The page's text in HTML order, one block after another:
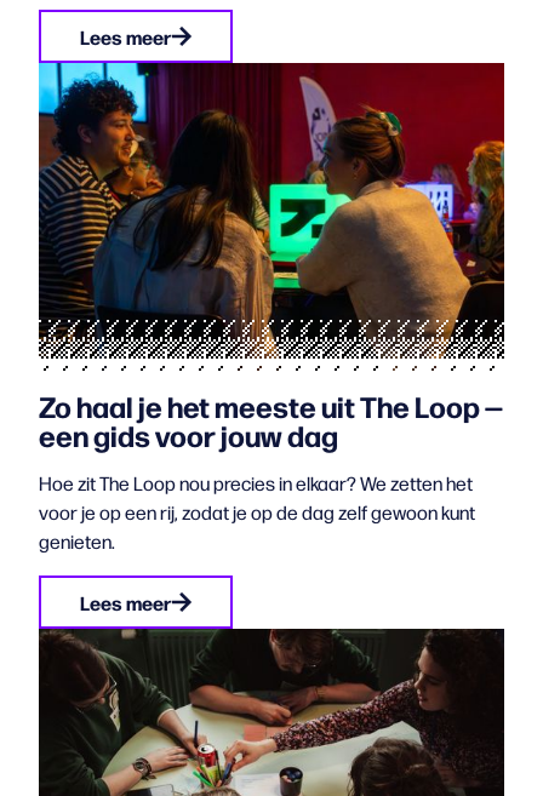
Lees meer
Zo haal je het meeste uit The Loop —
een gids voor jouw dag
Hoe zit The Loop nou precies in elkaar? We zetten het
voor je op een rij, zodat je op de dag zelf gewoon kunt
genieten.
Lees meer